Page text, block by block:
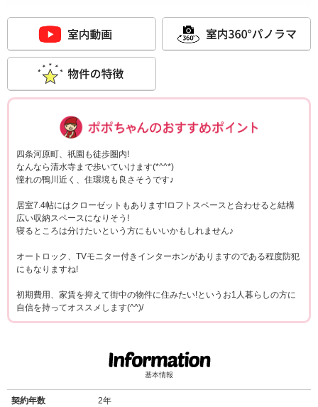
四条河原町、祇園も徒歩圏内!
なんなら清水寺まで歩いていけます(*^^*)
憧れの鴨川近く、住環境も良さそうです♪
居室7.4帖にはクローゼットもあります!ロフトスペースと合わせると結構
広い収納スペースになりそう!
寝るところは分けたいという方にもいいかもしれません♪
オートロック、TVモニター付きインターホンがありますのである程度防犯
にもなりますね!
初期費用、家賃を抑えて街中の物件に住みたい!というお1人暮らしの方に
自信を持ってオススメします(^^)/
基本情報
契約年数 2年